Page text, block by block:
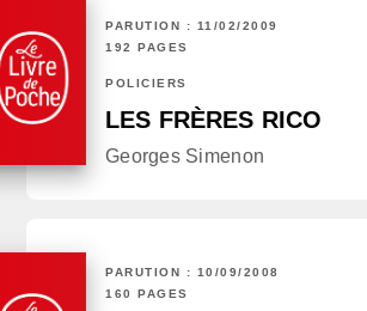
PARUTION : 11/02/2009
192 PAGES
POLICIERS
LES FRÈRES RICO
Georges Simenon
PARUTION : 10/09/2008
160 PAGES